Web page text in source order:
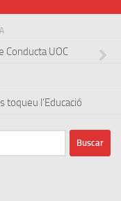
Conducta UOC
toqueu l’Educació